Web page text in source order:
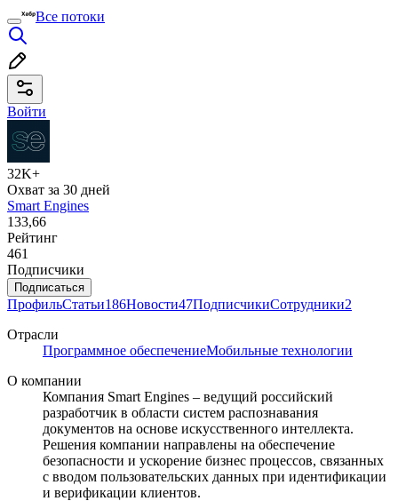
Все потоки
Войти
32K+
Охват за 30 дней
Smart Engines
133,66
Рейтинг
461
Подписчики
Подписаться
ПрофильСтатьи186Новости47ПодписчикиСотрудники2
Отрасли
Программное обеспечениеМобильные технологии
О компании
Компания Smart Engines – ведущий российский
разработчик в области систем распознавания
документов на основе искусственного интеллекта.
Решения компании направлены на обеспечение
безопасности и ускорение бизнес процессов, связанных
с вводом пользовательских данных при идентификации
и верификации клиентов.